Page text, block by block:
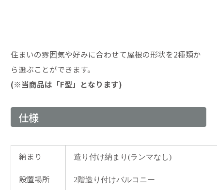
住まいの雰囲気や好みに合わせて屋根の形状を2種類か
ら選ぶことができます。
(※当商品は「F型」となります)
仕様
納まり 造り付け納まり(ランマなし)
設置場所 2階造り付けバルコニー